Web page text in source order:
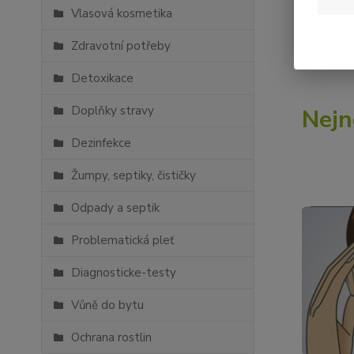
Vlasová kosmetika
Zdravotní potřeby
Detoxikace
Doplňky stravy
Dezinfekce
Žumpy, septiky, čističky
Odpady a septik
Problematická pleť
Diagnosticke-testy
Vůně do bytu
Ochrana rostlin